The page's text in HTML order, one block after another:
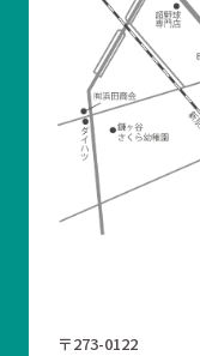
〒273-0122